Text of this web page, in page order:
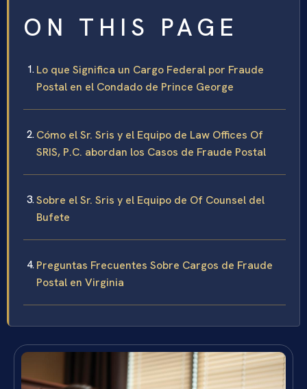
ON THIS PAGE
Lo que Significa un Cargo Federal por Fraude
Postal en el Condado de Prince George
Cómo el Sr. Sris y el Equipo de Law Offices Of
SRIS, P.C. abordan los Casos de Fraude Postal
Sobre el Sr. Sris y el Equipo de Of Counsel del
Bufete
Preguntas Frecuentes Sobre Cargos de Fraude
Postal en Virginia